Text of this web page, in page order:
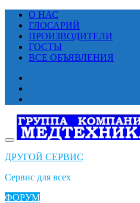
Перейти
содержимому
О НАС
ГЛОСАРИЙ
ПРОИЗВОДИТЕЛИ
ГОСТЫ
ВСЕ ОБЪЯВЛЕНИЯ
ДРУГОЙ СЕРВИС
Сервис для всех
ФОРУМ